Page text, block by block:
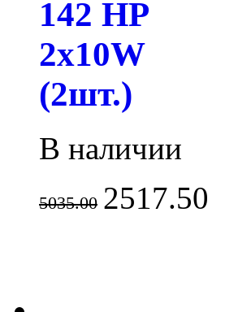
142 HP
2x10W
(2шт.)
В наличии
5035.00 2517.50